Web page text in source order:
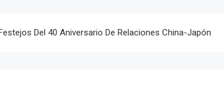
Del 40 Aniversario De Relaciones China-Japón